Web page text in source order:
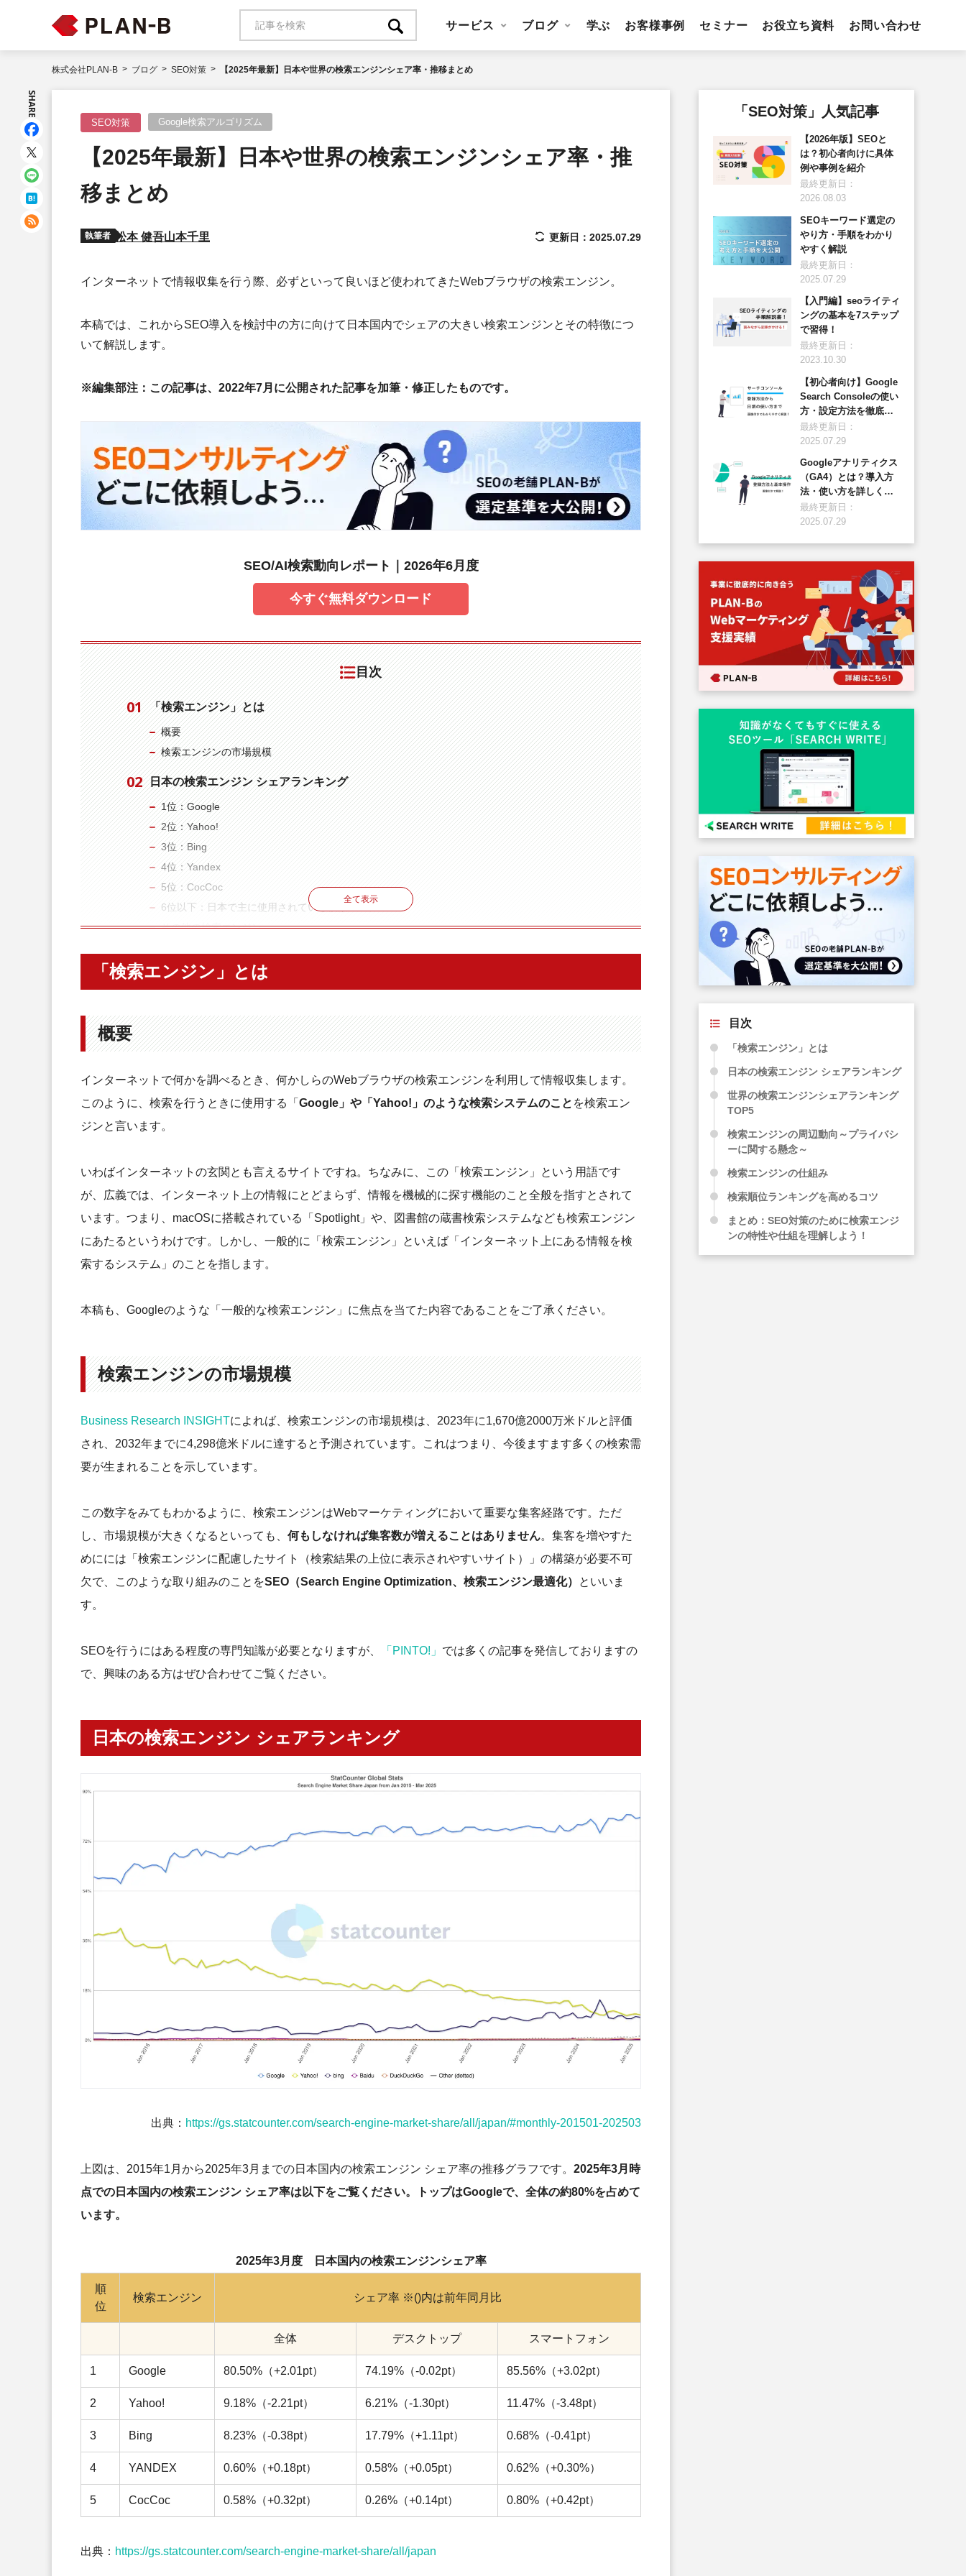
サービス ブログ 学ぶ お客様事例 セミナー お役立ち資料 お問い合わせ
株式会社PLAN-B ブログ SEO対策 【2025年最新】日本や世界の検索エンジンシェア率・推移まとめ
SEO対策 Google検索アルゴリズム
【2025年最新】日本や世界の検索エンジンシェア率・推
移まとめ
執筆者 松本 健吾山本千里 更新日：2025.07.29
インターネットで情報収集を行う際、必ずといって良いほど使われてきたWebブラウザの検索エンジン。
本稿では、これからSEO導入を検討中の方に向けて日本国内でシェアの大きい検索エンジンとその特徴につ
いて解説します。
※編集部注：この記事は、2022年7月に公開された記事を加筆・修正したものです。
SEO/AI検索動向レポート｜2026年6月度
今すぐ無料ダウンロード
目次
「検索エンジン」とは
概要
検索エンジンの市場規模
日本の検索エンジン シェアランキング
1位：Google
2位：Yahoo!
3位：Bing
4位：Yandex
5位：CocCoc
6位以下：日本で主に使用されている検索エンジン
その他の検索エンジン
世界の検索エンジンシェアランキングTOP5
検索エンジンの周辺動向～プライバシーに関する懸念～
STEP 01：クロール
STEP 02：インデックス
STEP 03：クエリプロセス
検索順位ランキングを高めるコツ
内部リンク対策を行う
定期的にコンテンツを更新する
被リンク獲得に力を入れる
SNSでコンテンツを拡散する
全て表示
「検索エンジン」とは
概要
インターネットで何かを調べるとき、何かしらのWebブラウザの検索エンジンを利用して情報収集します。
このように、検索を行うときに使用する「 Google」や「Yahoo!」のような検索システムのこと を検索エン
ジンと言います。
いわばインターネットの玄関とも言えるサイトですね。ちなみに、この「検索エンジン」という用語です
が、広義では、インターネット上の情報にとどまらず、情報を機械的に探す機能のこと全般を指すとされて
います。つまり、macOSに搭載されている「Spotlight」や、図書館の蔵書検索システムなども検索エンジン
にあたるというわけです。しかし、一般的に「検索エンジン」といえば「インターネット上にある情報を検
索するシステム」のことを指します。
本稿も、Googleのような「一般的な検索エンジン」に焦点を当てた内容であることをご了承ください。
検索エンジンの市場規模
Business Research INSIGHTによれば、検索エンジンの市場規模は、2023年に1,670億2000万米ドルと評価
され、2032年までに4,298億米ドルに達すると予測されています。これはつまり、今後ますます多くの検索需
要が生まれることを示しています。
この数字をみてもわかるように、検索エンジンはWebマーケティングにおいて重要な集客経路です。ただ
し、市場規模が大きくなるといっても、 何もしなければ集客数が増えることはありません。集客を増やすた
めにには「検索エンジンに配慮したサイト（検索結果の上位に表示されやすいサイト）」の構築が必要不可
欠で、このような取り組みのことをSEO（Search Engine Optimization、検索エンジン最適化）
といいま
す。
SEOを行うにはある程度の専門知識が必要となりますが、 「PINTO!」 では多くの記事を発信しておりますの
で、興味のある方はぜひ合わせてご覧ください。
日本の検索エンジン シェアランキング
出典： https://gs.statcounter.com/search-engine-market-share/all/japan/#monthly-201501-202503
上図は、2015年1月から2025年3月までの日本国内の検索エンジン シェア率の推移グラフです。 2025年3月時
点での日本国内の検索エンジン シェア率は以下をご覧ください。トップはGoogleで、全体の約80%を占めて
います。
2025年3月度 日本国内の検索エンジンシェア率
順
位
検索エンジン シェア率 ※()内は前年同月比
全体 デスクトップ スマートフォン
1 Google 80.50%（+2.01pt） 74.19%（-0.02pt） 85.56%（+3.02pt）
2 Yahoo! 9.18%（-2.21pt） 6.21%（-1.30pt） 11.47%（-3.48pt）
3 Bing 8.23%（-0.38pt） 17.79%（+1.11pt） 0.68%（-0.41pt）
4 YANDEX 0.60%（+0.18pt） 0.58%（+0.05pt） 0.62%（+0.30%）
5 CocCoc 0.58%（+0.32pt） 0.26%（+0.14pt） 0.80%（+0.42pt）
出典： https://gs.statcounter.com/search-engine-market-share/all/japan
SHARE 「SEO対策」人気記事
【2026年版】SEOと
は？初心者向けに具体
例や事例を紹介
最終更新日：
2026.08.03
SEOキーワード選定の
やり方・手順をわかり
やすく解説
最終更新日：
2025.07.29
【入門編】seoライティ
ングの基本を7ステップ
で習得！
最終更新日：
2023.10.30
【初心者向け】Google
Search Consoleの使い
方・設定方法を徹底解
説
最終更新日：
2025.07.29
Googleアナリティクス
（GA4）とは？導入方
法・使い方を詳しく解
説
最終更新日：
2025.07.29
目次
「検索エンジン」とは
日本の検索エンジン シェアランキング
世界の検索エンジンシェアランキング
TOP5
検索エンジンの周辺動向～プライバシ
ーに関する懸念～
検索エンジンの仕組み
検索順位ランキングを高めるコツ
まとめ：SEO対策のために検索エンジ
ンの特性や仕組を理解しよう！